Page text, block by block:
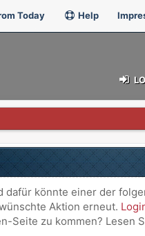
Today Help
dafür könnte einer der
Aktion erneut.
Seite zu kommen? Lesen